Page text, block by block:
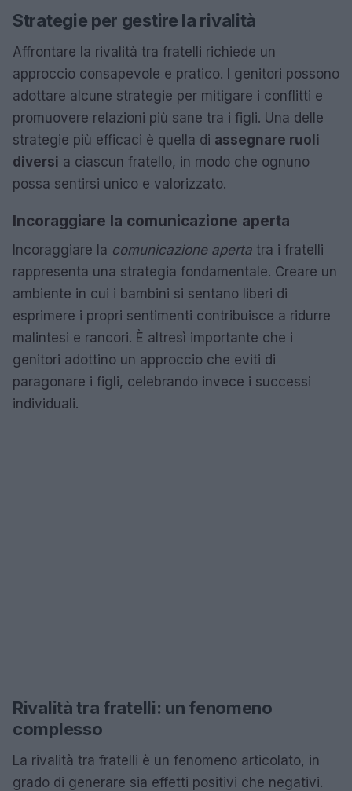
Strategie per gestire la rivalità
Affrontare la rivalità tra fratelli richiede un
approccio consapevole e pratico. I genitori possono
adottare alcune strategie per mitigare i conflitti e
promuovere relazioni più sane tra i figli. Una delle
strategie più efficaci è quella di assegnare ruoli
diversi a ciascun fratello, in modo che ognuno
possa sentirsi unico e valorizzato.
Incoraggiare la comunicazione aperta
Incoraggiare la comunicazione aperta tra i fratelli
rappresenta una strategia fondamentale. Creare un
ambiente in cui i bambini si sentano liberi di
esprimere i propri sentimenti contribuisce a ridurre
malintesi e rancori. È altresì importante che i
genitori adottino un approccio che eviti di
paragonare i figli, celebrando invece i successi
individuali.
Rivalità tra fratelli: un fenomeno
complesso
La rivalità tra fratelli è un fenomeno articolato, in
grado di generare sia effetti positivi che negativi.